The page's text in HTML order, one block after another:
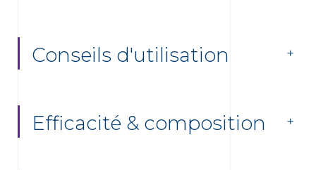
Conseils d'utilisation
Efficacité & composition